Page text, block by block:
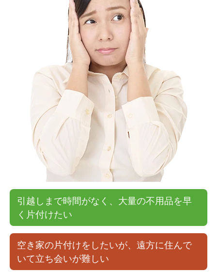
引越しまで時間がなく、大量の不用品を早
く片付けたい
空き家の片付けをしたいが、遠方に住んで
いて立ち会いが難しい